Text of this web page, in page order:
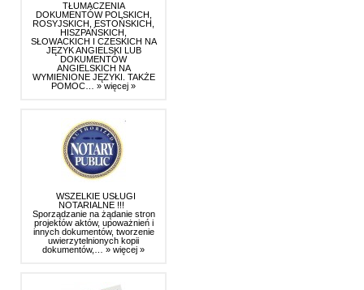
TŁUMACZENIA
DOKUMENTÓW POLSKICH,
ROSYJSKICH, ESTOŃSKICH,
HISZPAŃSKICH,
SŁOWACKICH I CZESKICH NA
JĘZYK ANGIELSKI LUB
DOKUMENTÓW
ANGIELSKICH NA
WYMIENIONE JĘZYKI. TAKŻE
POMOC… » więcej »
WSZELKIE USŁUGI
NOTARIALNE !!!
Sporządzanie na żądanie stron
projektów aktów, upoważnień i
innych dokumentów, tworzenie
uwierzytelnionych kopii
dokumentów,… » więcej »